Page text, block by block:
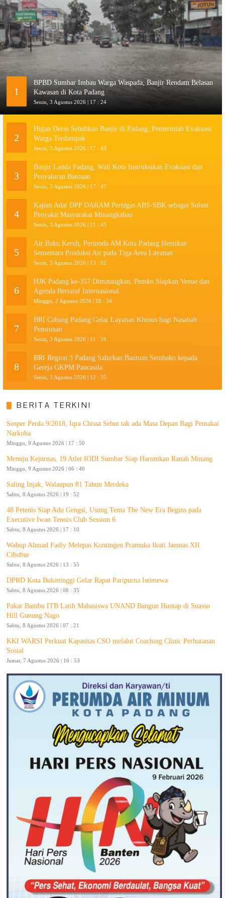
1
BPBD Sumbar Imbau Warga Waspada, Banjir Rendam Belasan
Kawasan di Kota Padang
Senin, 3 Agustus 2026 | 17 : 24
2
Hujan Deras Sebabkan Banjir di Padang, Pemerintah Evakuasi
Warga Terdampak
Senin, 3 Agustus 2026 | 17 : 43
3
Banjir Landa Padang, Wali Kota Instruksikan Evakuasi dan
Penyaluran Bantuan
Senin, 3 Agustus 2026 | 17 : 47
4
Kajian Adat DPP DARAM Pertegas ABS-SBK sebagai Solusi
Penyakit Masyarakat Minangkabau
Senin, 3 Agustus 2026 | 11 : 43
5
Air Baku Keruh, Perumda AM Kota Padang Hentikan
Sementara Produksi Air pada Tiga Area Layanan
Senin, 3 Agustus 2026 | 13 : 02
6
HJK Padang ke-357 Dimatangkan, Pemko Siapkan Venue dan
Agenda Bertaraf Internasional
Minggu, 2 Agustus 2026 | 19 : 34
7
BRI Cabang Padang Gelar Layanan Khusus bagi Nasabah
Pensiunan
Senin, 3 Agustus 2026 | 11 : 59
8
BRI Region 3 Padang Salurkan Bantuan Sembako kepada
Gereja GKPM Pancasila
Senin, 3 Agustus 2026 | 12 : 35
BERITA TERKINI
Sosper Perda 9/2018, Iqra Chissa Sebut tak ada Masa Depan Bagi Pemakai
Narkoba
Minggu, 9 Agustus 2026 | 17 : 50
Menuju Kejurnas, 19 Atlet IODI Sumbar Siap Harumkan Ranah Minang
Minggu, 9 Agustus 2026 | 06 : 40
Saling Injak, Walaupun 81 Tahun Merdeka
Sabtu, 8 Agustus 2026 | 19 : 52
48 Petenis Siap Adu Gengsi, Usung Tema The New Era Begins pada
Executive Iwan Tennis Club Session 6
Sabtu, 8 Agustus 2026 | 17 : 10
Wabup Ahmad Fadly Melepas Kontingen Pramuka Ikuti Jamnas XII
Cibubur
Sabtu, 8 Agustus 2026 | 13 : 55
DPRD Kota Bukittinggi Gelar Rapat Paripurna Istimewa
Sabtu, 8 Agustus 2026 | 08 : 35
Pakar Bambu ITB Latih Mahasiswa UNAND Bangun Huntap di Suasso
Hill Gunung Nago
Sabtu, 8 Agustus 2026 | 07 : 21
KKI WARSI Perkuat Kapasitas CSO melalui Coaching Clinic Perhutanan
Sosial
Jumat, 7 Agustus 2026 | 16 : 53